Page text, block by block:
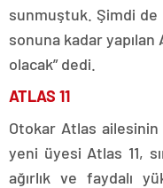
sunmuştuk. Şimdi de
sonuna kadar yapılan
olacak” dedi.
ATLAS 11
Otokar Atlas ailesinin
yeni üyesi Atlas 11,
ağırlık ve faydalı